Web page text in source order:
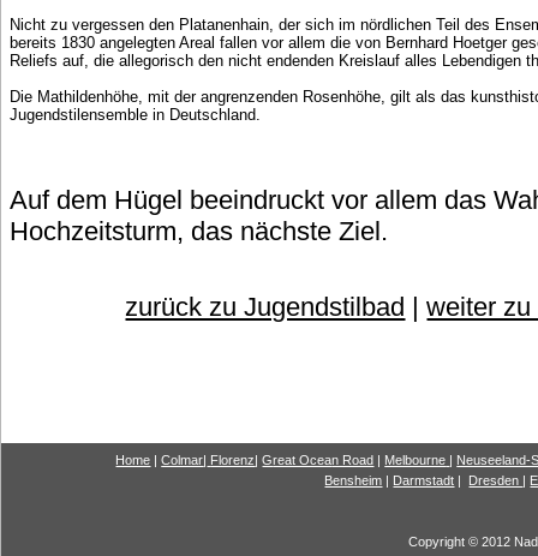
Nicht zu vergessen den Platanenhain, der sich im nördlichen Teil des
bereits 1830 angelegten Areal fallen vor allem die von Bernhard Hoetger
Reliefs auf, die allegorisch den nicht endenden Kreislauf alles Lebendigen
Die Mathildenhöhe, mit der angrenzenden Rosenhöhe, gilt als das
Jugendstilensemble in Deutschland.
Auf dem Hügel beeindruckt vor allem das
Hochzeitsturm, das nächste Ziel.
zurück zu Jugendstilbad |weiter
Home |Colmar| Florenz|Great Ocean Road | Melbourne | Neuseeland-
Bensheim | Darmstadt | Dresden |
Copyright © 2012